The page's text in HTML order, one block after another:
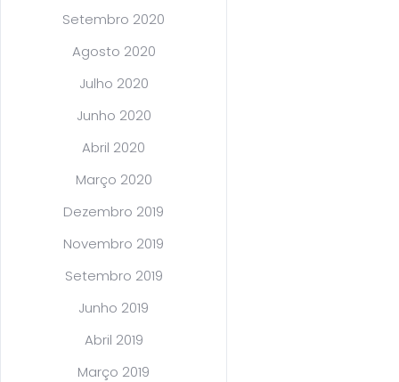
Setembro 2020
Agosto 2020
Julho 2020
Junho 2020
Abril 2020
Março 2020
Dezembro 2019
Novembro 2019
Setembro 2019
Junho 2019
Abril 2019
Março 2019